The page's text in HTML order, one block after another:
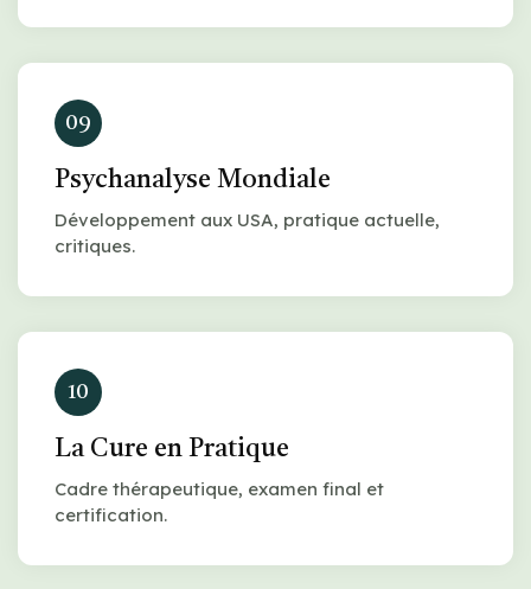
09
Psychanalyse Mondiale
Développement aux USA, pratique actuelle,
critiques.
10
La Cure en Pratique
Cadre thérapeutique, examen final et
certification.